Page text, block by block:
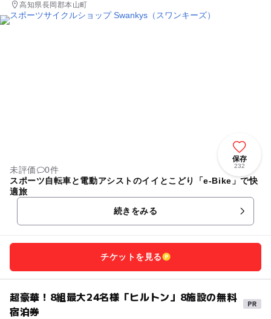
高知県長岡郡本山町
保存
232
未評価
0件
スポーツ自転車と電動アシストのイイとこどり「e-Bike」で快
適旅
続きをみる
チケットを見る
超豪華！8組最大24名様「ヒルトン」8施設の無料
宿泊券